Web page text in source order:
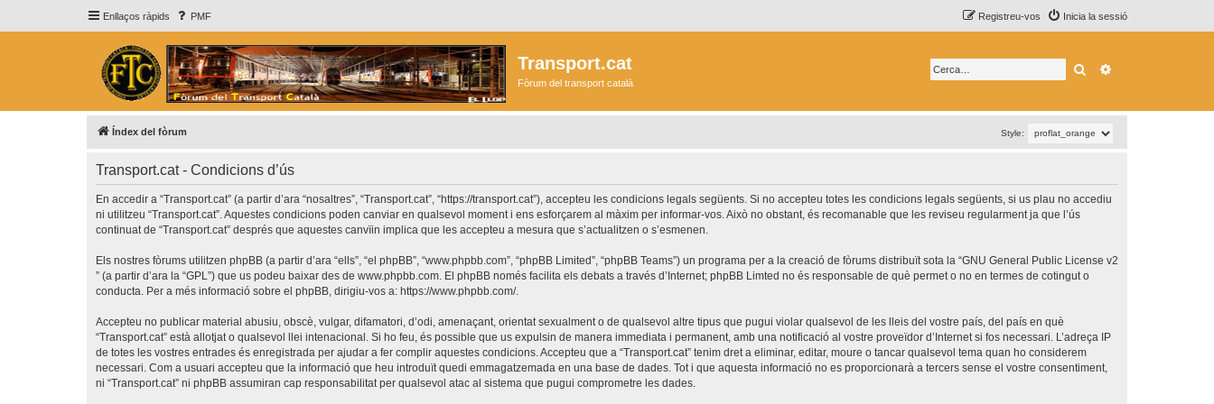
Enllaços ràpids PMF Inicia la sessió
Registreu-vos
Transport.cat
Fòrum del transport català
Cerca
Índex del fòrum Style:
Transport.cat - Condicions d’ús
En accedir a “Transport.cat” (a partir d’ara “nosaltres”, “Transport.cat”, “https://transport.cat”), accepteu les condicions legals següents. Si no accepteu totes les condicions legals següents, si us plau no accediu
ni utilitzeu “Transport.cat”. Aquestes condicions poden canviar en qualsevol moment i ens esforçarem al màxim per informar-vos. Això no obstant, és recomanable que les reviseu regularment ja que l’ús
continuat de “Transport.cat” després que aquestes canvïin implica que les accepteu a mesura que s’actualitzen o s’esmenen.
Els nostres fòrums utilitzen phpBB (a partir d’ara “ells”, “el phpBB”, “www.phpbb.com”, “phpBB Limited”, “phpBB Teams”) un programa per a la creació de fòrums distribuït sota la “GNU General Public License v2
” (a partir d’ara la “GPL”) que us podeu baixar des de www.phpbb.com . El phpBB només facilita els debats a través d’Internet; phpBB Limted no és responsable de què permet o no en termes de cotingut o
conducta. Per a més informació sobre el phpBB, dirigiu-vos a: https://www.phpbb.com/.
Accepteu no publicar material abusiu, obscè, vulgar, difamatori, d’odi, amenaçant, orientat sexualment o de qualsevol altre tipus que pugui violar qualsevol de les lleis del vostre país, del país en què
“Transport.cat” està allotjat o qualsevol llei intenacional. Si ho feu, és possible que us expulsin de manera immediata i permanent, amb una notificació al vostre proveïdor d’Internet si fos necessari. L’adreça IP
de totes les vostres entrades és enregistrada per ajudar a fer complir aquestes condicions. Accepteu que a “Transport.cat” tenim dret a eliminar, editar, moure o tancar qualsevol tema quan ho considerem
necessari. Com a usuari accepteu que la informació que heu introduït quedi emmagatzemada en una base de dades. Tot i que aquesta informació no es proporcionarà a tercers sense el vostre consentiment,
ni “Transport.cat” ni phpBB assumiran cap responsabilitat per qualsevol atac al sistema que pugui comprometre les dades.